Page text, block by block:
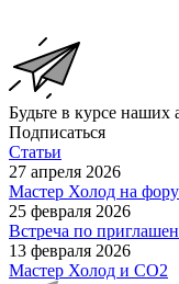
Будьте в курсе наших
Подписаться
Статьи
27 апреля 2026
Мастер Холод на
25 февраля 2026
Встреча по
13 февраля 2026
Мастер Холод и CO2